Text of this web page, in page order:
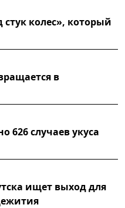
колес», который
в
626 случаев укуса
ищет выход для